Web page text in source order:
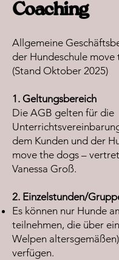
Coaching
Allgemeine
der Hundeschule move
(Stand Oktober 2025)
1. Geltungsbereich
Die AGB gelten für die
dem Kunden und der
move the dogs –
Vanessa Groß.
2. Einzelstunden/
Es können nur Hunde
teilnehmen, die über
Welpen
verfügen.